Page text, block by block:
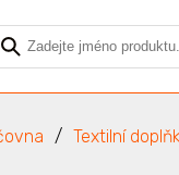
Textilní